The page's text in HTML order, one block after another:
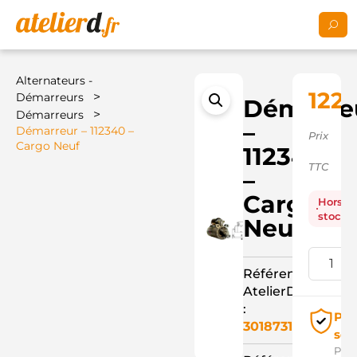
Alternateurs -
Démarreurs
>
Démarreurs >
Démarreur – 112340 –
Cargo Neuf
–
112340
–
Cargo
Neuf
Référence
AtelierD
:
3018731
Prix
TTC
Hors
stock